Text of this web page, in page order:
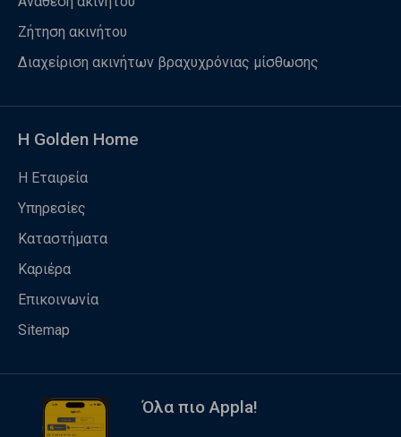
Ζήτηση ακινήτου
Διαχείριση ακινήτων βραχυχρόνιας μίσθωσης
Η Golden Home
Η Εταιρεία
Υπηρεσίες
Καταστήματα
Καριέρα
Επικοινωνία
Sitemap
Όλα πιο Appla!